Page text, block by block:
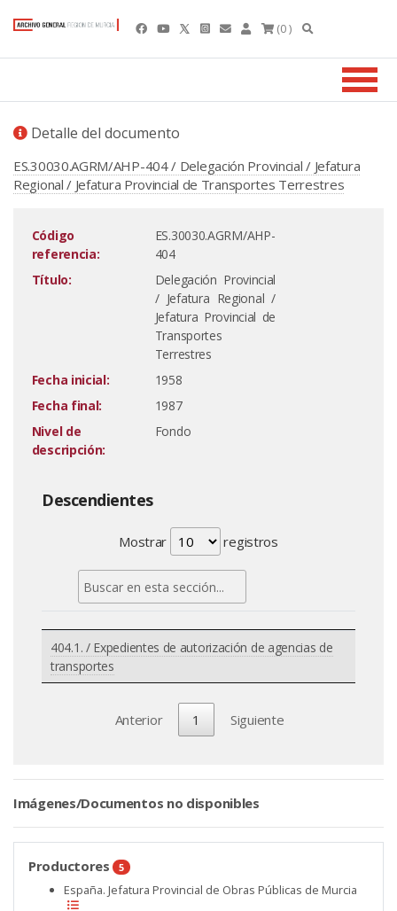
(0 )
Detalle del documento
ES.30030.AGRM/AHP-404 / Delegación Provincial / Jefatura
Regional / Jefatura Provincial de Transportes Terrestres
Código
referencia:
ES.30030.AGRM/AHP-
404
Título:
Delegación Provincial
/ Jefatura Regional /
Jefatura Provincial de
Transportes
Terrestres
Fecha inicial:
1958
Fecha final:
1987
Nivel de
descripción:
Fondo
Descendientes
Mostrar registros
404.1. / Expedientes de autorización de agencias de
transportes
Anterior 1 Siguiente
Imágenes/Documentos no disponibles
Productores 5
España. Jefatura Provincial de Obras Públicas de Murcia